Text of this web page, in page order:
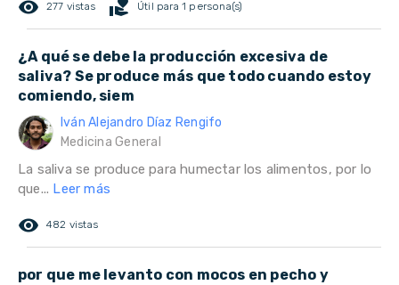
remove_red_eye 277 vistas volunteer_activism Útil para 1 persona(s)
¿A qué se debe la producción excesiva de
saliva? Se produce más que todo cuando estoy
comiendo, siem
Iván Alejandro Díaz Rengifo
Medicina General
La saliva se produce para humectar los alimentos, por lo
que... Leer más
remove_red_eye 482 vistas
por que me levanto con mocos en pecho y